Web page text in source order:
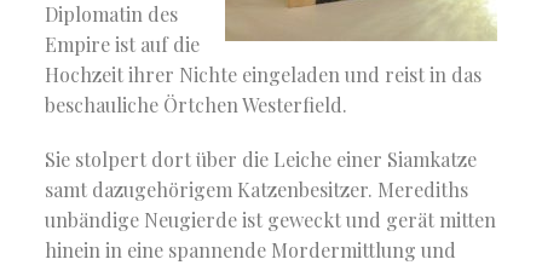
Diplomatin des
Empire ist auf die
Hochzeit ihrer Nichte eingeladen und reist in das
beschauliche Örtchen Westerfield.
Sie stolpert dort über die Leiche einer Siamkatze
samt dazugehörigem Katzenbesitzer. Merediths
unbändige Neugierde ist geweckt und gerät mitten
hinein in eine spannende Mordermittlung und